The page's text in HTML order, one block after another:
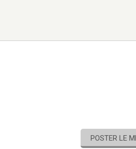
POSTER LE